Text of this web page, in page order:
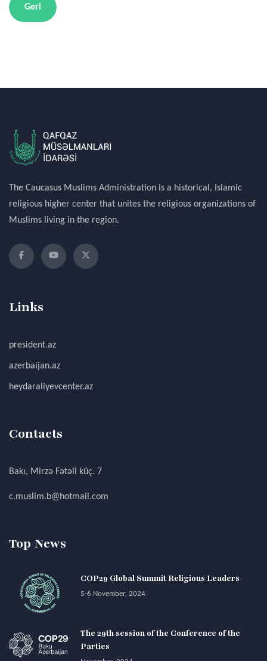
Geri
The Caucasus Muslims Administration is a historical, Islamic
religious higher center that unites the religious organizations of
Muslims living in the region.
Links
president.az
azerbaijan.az
heydaraliyevcenter.az
Contacts
Bakı, Mirzə Fətəli küç. 7
c.muslim.b@hotmail.com
Top News
COP29 Global Summit Religious Leaders
5-6 November, 2024
The 29th session of the Conference of the
Parties